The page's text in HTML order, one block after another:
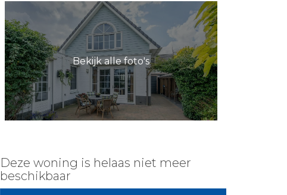
Bekijk alle foto's
Deze woning is helaas niet meer
beschikbaar